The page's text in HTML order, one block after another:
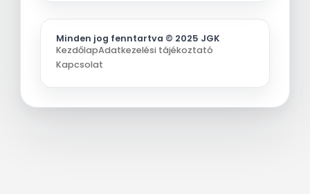
Minden jog fenntartva © 2025 JGK
KezdőlapAdatkezelési tájékoztató
Kapcsolat